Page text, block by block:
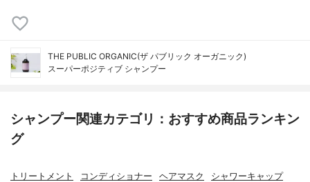
THE PUBLIC ORGANIC(ザ パブリック オーガニック)
スーパーポジティブ シャンプー
シャンプー関連カテゴリ：おすすめ商品ランキン
グ
トリートメント コンディショナー ヘアマスク シャワーキャップ